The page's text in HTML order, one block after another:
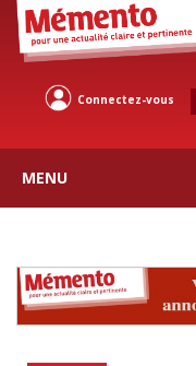
Connectez-vous
MENU